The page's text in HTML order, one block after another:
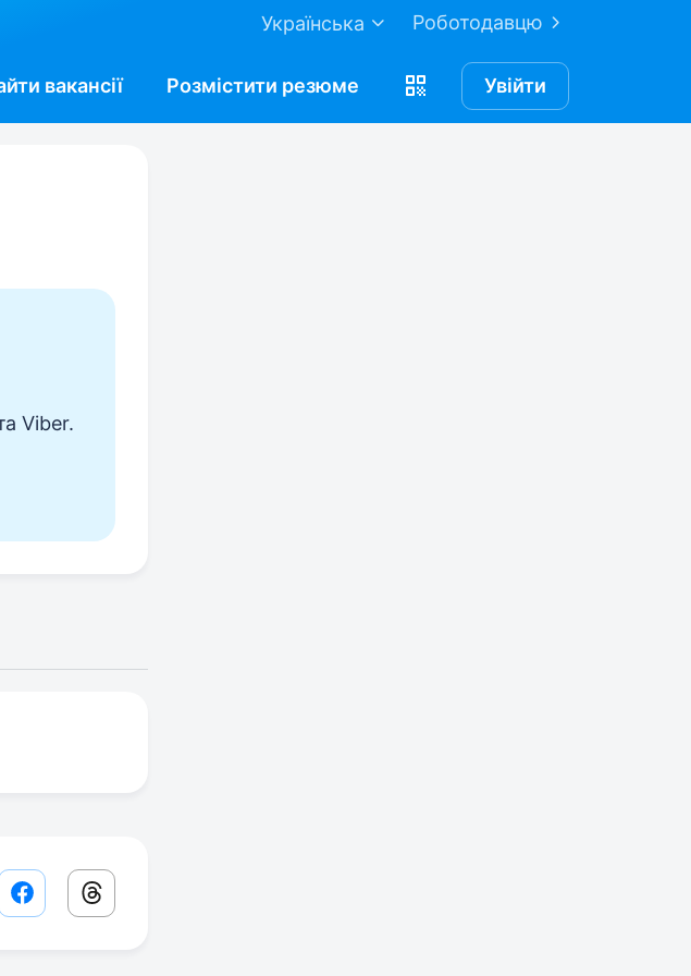
Роботодавцю
Українська
вакансії Розмістити резюме Увійти
Viber.
Facebook share link
Threads share link